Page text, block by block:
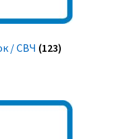
/ СВЧ (123)